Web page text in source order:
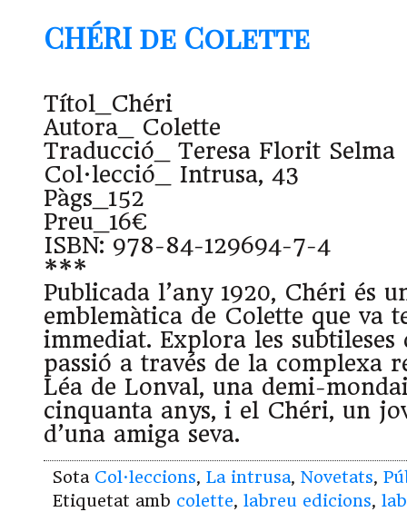
CHÉRI de Colette
Títol_Chéri
Autora_ Colette
Traducció_ Teresa Florit Selma
Col·lecció_ Intrusa, 43
Pàgs_152
Preu_16€
ISBN: 978-84-129694-7-4
***
Publicada l’any 1920, Chéri és
emblemàtica de Colette que va
immediat. Explora les subtileses
passió a través de la complexa
Léa de Lonval, una demi-
cinquanta anys, i el Chéri, un
d’una amiga seva.
Sota Col·leccions, La intrusa, Novetats,
Etiquetat amb colette, labreu edicions,